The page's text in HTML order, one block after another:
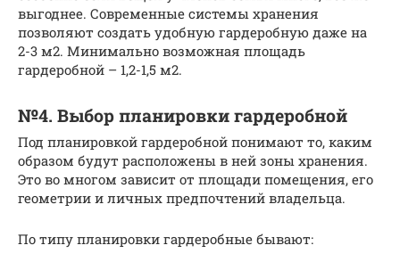
выгоднее. Современные системы хранения
позволяют создать удобную гардеробную даже на
2-3 м2. Минимально возможная площадь
гардеробной – 1,2-1,5 м2.
№4. Выбор планировки гардеробной
Под планировкой гардеробной понимают то, каким
образом будут расположены в ней зоны хранения.
Это во многом зависит от площади помещения, его
геометрии и личных предпочтений владельца.
По типу планировки гардеробные бывают: